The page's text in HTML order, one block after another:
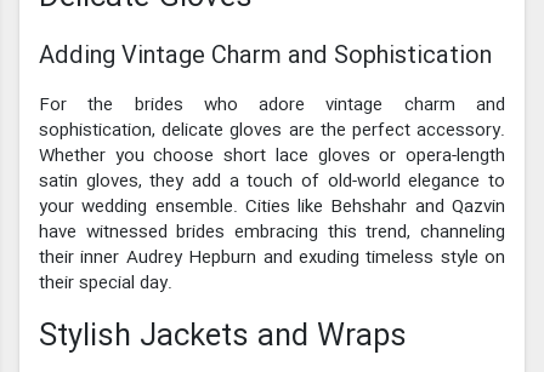
Adding Vintage Charm and Sophistication
For the brides who adore vintage charm and
sophistication, delicate gloves are the perfect accessory.
Whether you choose short lace gloves or opera-length
satin gloves, they add a touch of old-world elegance to
your wedding ensemble. Cities like Behshahr and Qazvin
have witnessed brides embracing this trend, channeling
their inner Audrey Hepburn and exuding timeless style on
their special day.
Stylish Jackets and Wraps